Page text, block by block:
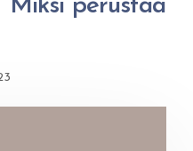
Miksi perustaa